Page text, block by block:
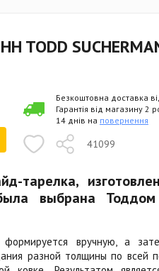
TODD
41099
Безкоштовна доставка
Гарантія від магазину 2
14 днів на повернення
тарелка,
выбрана
вручную, а
разной толщины по всей